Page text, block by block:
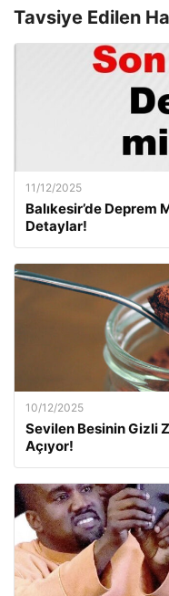
Tavsiye Edilen
11/12/2025
Balıkesir’de Deprem
Detaylar!
10/12/2025
Sevilen Besinin Gizli
Açıyor!